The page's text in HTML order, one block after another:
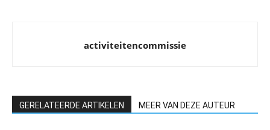
activiteitencommissie
GERELATEERDE ARTIKELEN MEER VAN DEZE AUTEUR